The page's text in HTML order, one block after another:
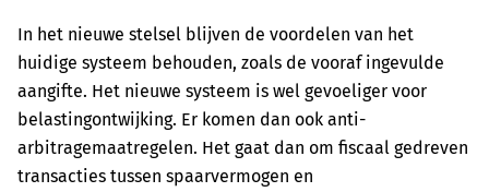
​​In het nieuwe stelsel blijven de voordelen van het
huidige systeem behouden, zoals de ​vooraf ingevulde
aangifte. Het nieuwe systeem is wel gevoeliger voor ​
belastingontwijking. Er komen dan ook anti-
arbitragemaatregelen. Het gaat dan om fiscaal gedreven
transacties tussen spaarvermogen en ​